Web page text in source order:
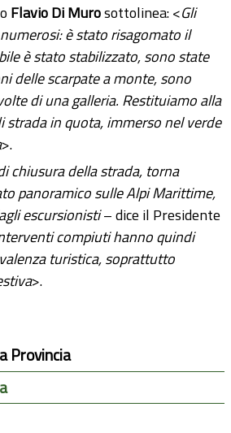
Flavio Di Murosottolinea: <Gli
è stato risagomato il
è stato stabilizzato, sono state
delle scarpate a monte, sono
di una galleria. Restituiamo alla
in quota, immerso nel verde
>.
chiusura della strada, torna
panoramico sulle Alpi Marittime,
escursionisti– dice il Presidente
compiuti hanno quindi
turistica, soprattutto
>.
Provincia